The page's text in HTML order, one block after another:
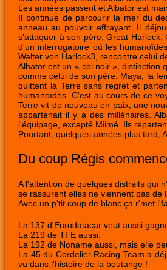
Les années passent et Albator est
Il continue de parcourir la mer du
anneau au pouvoir effrayant. Il
s'attaquer à son père, Great
d'un interrogatoire où les
Walter von Harlock3, rencontre celui
Albator est un « col noir », distinction
comme celui de son père. Maya, la
quittent la Terre sans regret et
humanoïdes. C'est au cours de ce
Terre vit de nouveau en paix, une
appartenait il y a des millénaires.
l'équipage, excepté Miimé. Ils
Pourtant, quelques années plus tard,
Du coup Régis
A l'attention de quelques distraits qui
se rassurent elles ne viennent pas de
Avec un p'tit coup de blanc ça r'met
La 137 d'Eurodatacar veut aussi
La 219 de TFE aussi.
La 192 de Noname aussi, mais elle
La 45 du Cordelier Racing Team a
vu dans l'histoire de la boutange !